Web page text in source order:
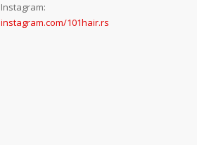
Instagram:
instagram.com/101hair.rs